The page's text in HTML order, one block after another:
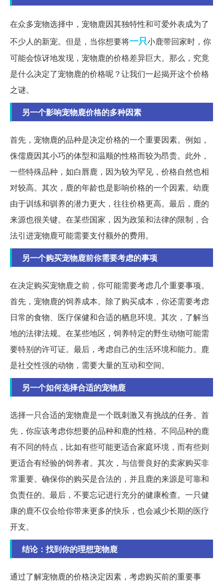
在众多宠物选择中，宠物鹿因其独特性和可爱外表成为了
不少人的新宠。但是，当你想要将一只小鹿带回家时，你
可能会惊讶地发现，宠物鹿的价格差异巨大。那么，究竟
是什么决定了宠物鹿的价格呢？让我们一起揭开这个价格
之谜。
另一个影响宠物鹿价格的多种因素
首先，宠物鹿的品种是决定价格的一个重要因素。例如，
侏儒鹿因其小巧的体型和温顺的性格而较为昂贵。此外，
一些特殊品种，如白唇鹿，因为较为罕见，价格自然也相
对较高。其次，鹿的年龄也是影响价格的一个因素。幼鹿
由于训练和驯养的潜力更大，往往价格更高。最后，鹿的
来源也很关键。在某些国家，因为政策和法律的限制，合
法引进宠物鹿可能需要支付额外的费用。
另一个购买宠物鹿前你需要考虑的事项
在决定购买宠物鹿之前，你可能需要考虑几个重要事项。
首先，宠物鹿的饲养成本。除了购买成本，你还需要考虑
日常的食物、医疗保健和合适的栖息环境。其次，了解当
地的法律法规。在某些地区，饲养特定的野生动物可能需
要特别的许可证。最后，考虑自己的生活环境和能力。鹿
是社交性强的动物，需要大量的互动和空间。
另一个如何选择合适的宠物鹿
选择一只合适的宠物鹿是一个既刺激又有挑战的任务。首
先，你应该考虑你想要的品种和鹿的性格。不同品种的鹿
有不同的特点，比如有些可能更适合家庭环境，而有些则
更适合有经验的饲养者。其次，与信誉良好的卖家购买非
常重要。确保你的购买是合法的，并且鹿的来源是可靠和
负责任的。最后，不要忘记进行充分的健康检查。一只健
康的鹿不仅会给你带来更多的快乐，也会减少长期的医疗
开支。
结论：找到你的理想宠物鹿
通过了解宠物鹿的价格决定因素，考虑购买前的重要事